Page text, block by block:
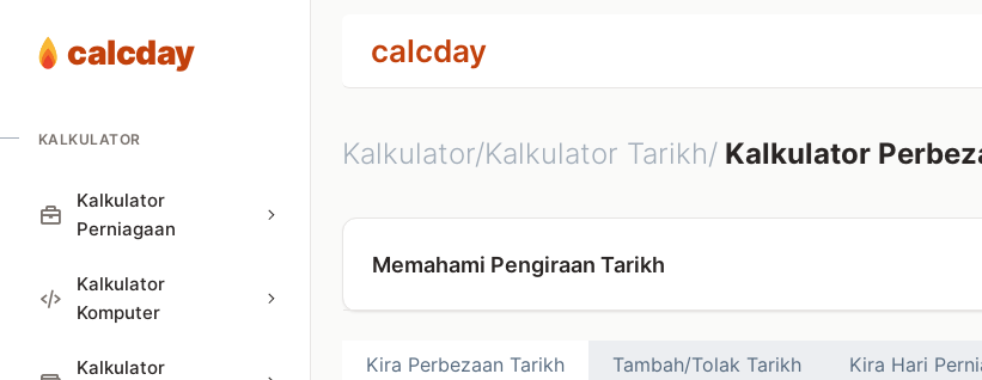
calcday
KALKULATOR
Kalkulator
Perniagaan
Kalkulator
Komputer
Kalkulator
calcday
Kalkulator/Kalkulator Tarikh/ Kalkulator
Memahami Pengiraan Tarikh
Kira Perbezaan Tarikh Tambah/Tolak Tarikh Kira Hari